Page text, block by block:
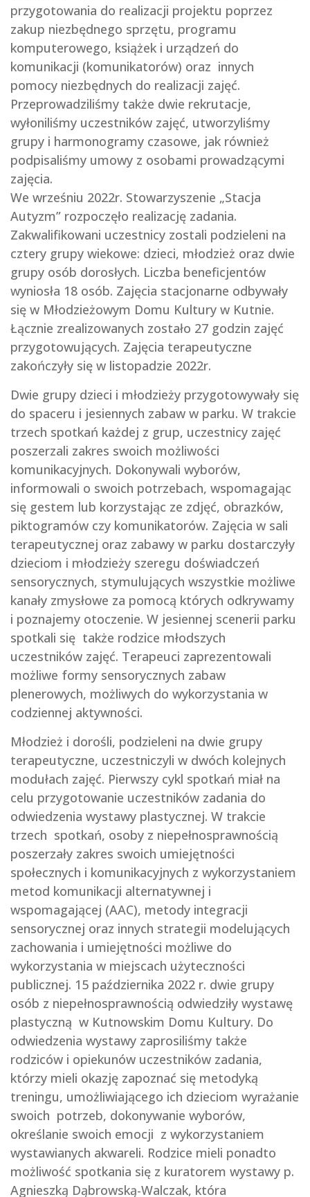
przygotowania do realizacji projektu poprzez
zakup niezbędnego sprzętu, programu
komputerowego, książek i urządzeń do
komunikacji (komunikatorów) oraz innych
pomocy niezbędnych do realizacji zajęć.
Przeprowadziliśmy także dwie rekrutacje,
wyłoniliśmy uczestników zajęć, utworzyliśmy
grupy i harmonogramy czasowe, jak również
podpisaliśmy umowy z osobami prowadzącymi
zajęcia.
We wrześniu 2022r. Stowarzyszenie „Stacja
Autyzm” rozpoczęło realizację zadania.
Zakwalifikowani uczestnicy zostali podzieleni na
cztery grupy wiekowe: dzieci, młodzież oraz dwie
grupy osób dorosłych. Liczba beneficjentów
wyniosła 18 osób. Zajęcia stacjonarne odbywały
się w Młodzieżowym Domu Kultury w Kutnie.
Łącznie zrealizowanych zostało 27 godzin zajęć
przygotowujących. Zajęcia terapeutyczne
zakończyły się w listopadzie 2022r.
Dwie grupy dzieci i młodzieży przygotowywały się
do spaceru i jesiennych zabaw w parku. W trakcie
trzech spotkań każdej z grup, uczestnicy zajęć
poszerzali zakres swoich możliwości
komunikacyjnych. Dokonywali wyborów,
informowali o swoich potrzebach, wspomagając
się gestem lub korzystając ze zdjęć, obrazków,
piktogramów czy komunikatorów. Zajęcia w sali
terapeutycznej oraz zabawy w parku dostarczyły
dzieciom i młodzieży szeregu doświadczeń
sensorycznych, stymulujących wszystkie możliwe
kanały zmysłowe za pomocą których odkrywamy
i poznajemy otoczenie. W jesiennej scenerii parku
spotkali się także rodzice młodszych
uczestników zajęć. Terapeuci zaprezentowali
możliwe formy sensorycznych zabaw
plenerowych, możliwych do wykorzystania w
codziennej aktywności.
Młodzież i dorośli, podzieleni na dwie grupy
terapeutyczne, uczestniczyli w dwóch kolejnych
modułach zajęć. Pierwszy cykl spotkań miał na
celu przygotowanie uczestników zadania do
odwiedzenia wystawy plastycznej. W trakcie
trzech spotkań, osoby z niepełnosprawnością
poszerzały zakres swoich umiejętności
społecznych i komunikacyjnych z wykorzystaniem
metod komunikacji alternatywnej i
wspomagającej (AAC), metody integracji
sensorycznej oraz innych strategii modelujących
zachowania i umiejętności możliwe do
wykorzystania w miejscach użyteczności
publicznej. 15 października 2022 r. dwie grupy
osób z niepełnosprawnością odwiedziły wystawę
plastyczną w Kutnowskim Domu Kultury. Do
odwiedzenia wystawy zaprosiliśmy także
rodziców i opiekunów uczestników zadania,
którzy mieli okazję zapoznać się metodyką
treningu, umożliwiającego ich dzieciom wyrażanie
swoich potrzeb, dokonywanie wyborów,
określanie swoich emocji z wykorzystaniem
wystawianych akwareli. Rodzice mieli ponadto
możliwość spotkania się z kuratorem wystawy p.
Agnieszką Dąbrowską-Walczak, która